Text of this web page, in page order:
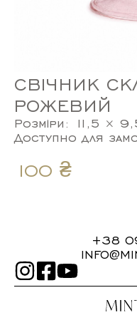
СВІЧНИК
РОЖЕВИЙ
Розміри: 11,5 ×
Доступно для
100 ₴
+38